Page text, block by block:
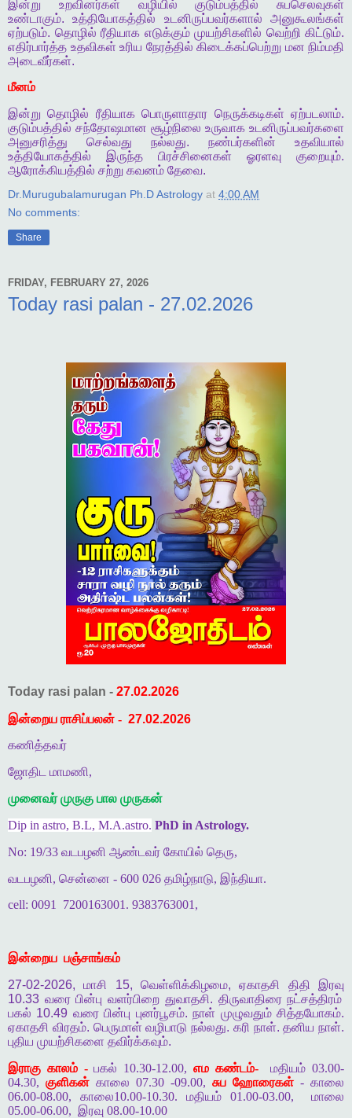
இன்று உறவினர்கள் வழியில் குடும்பத்தில்
சுபசெலவுகள்
உண்டாகும்.உத்தியோகத்தில் உடனிருப்பவர்களால்
அனுகூலங்கள்
ஏற்படும். தொழில் ரீதியாக எடுக்கும் முயற்சிகளில் வெற்றி கிட்டும்.
எதிர்பார்த்த உதவிகள் உரிய நேரத்தில் கிடைக்கப்பெற்று மன நிம்மதி
அடைவீர்கள்.
மீனம்
இன்று தொழில் ரீதியாக பொருளாதார நெருக்கடிகள் ஏற்படலாம்.
குடும்பத்தில் சந்தோஷமான சூழ்நிலை உருவாக உடனிருப்பவர்களை
அனுசரித்து
செல்வது நல்லது. நண்பர்களின்
உதவியால்
உத்தியோகத்தில்
இருந்த பிரச்சினைகள் ஓரளவு குறையும்.
ஆரோக்கியத்தில் சற்று கவனம் தேவை.
Dr.Murugubalamurugan Ph.D Astrology at 4:00 AM
No comments:
Share
FRIDAY, FEBRUARY 27, 2026
Today rasi palan - 27.02.2026
Today rasi palan - 27.02.2026
இன்றைய ராசிப்பலன் - 27.02.2026
கணித்தவர்
ஜோதிட மாமணி,
முனைவர் முருகு பால முருகன்
Dip in astro, B.L, M.A.astro. PhD in Astrology.
No: 19/33 வடபழனி ஆண்டவர் கோயில் தெரு,
வடபழனி, சென்னை - 600 026 தமிழ்நாடு, இந்தியா.
cell: 0091
7200163001. 9383763001,
இன்றைய பஞ்சாங்கம்
27-02-2026,மாசி 15,வெள்ளிக்கிழமை,ஏகாதசி திதி
இரவு
10.33 வரை பின்பு வளர்பிறை துவாதசி. திருவாதிரை நட்சத்திரம்
பகல் 10.49 வரை பின்பு புனர்பூசம்.நாள் முழுவதும் சித்தயோகம்.
ஏகாதசி விரதம். பெருமாள் வழிபாடு நல்லது. கரி நாள்.தனிய நாள்.
புதிய முயற்சிகளை தவிர்க்கவும்.
இராகு காலம் -பகல் 10.30-12.00, எம கண்டம்-
மதியம் 03.00-
04.30, குளிகன் காலை 07.30 -09.00, சுப ஹோரைகள் - காலை
06.00-08.00, காலை10.00-10.30. மதியம் 01.00-03.00,
மாலை
05.00-06.00, இரவு 08.00-10.00